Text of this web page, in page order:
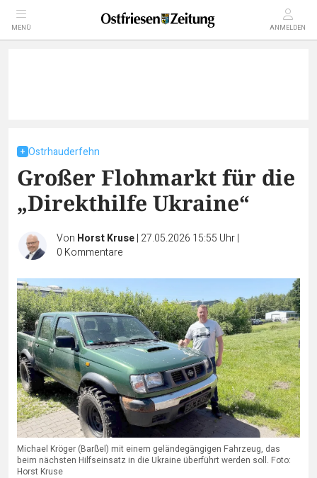
MENÜ ANMELDEN
Ostrhauderfehn
Großer Flohmarkt für die
„Direkthilfe Ukraine“
Von Horst Kruse| 27.05.2026 15:55 Uhr|
0 Kommentare
Michael Kröger (Barßel) mit einem geländegängigen Fahrzeug, das
beim nächsten Hilfseinsatz in die Ukraine überführt werden soll. Foto:
Horst Kruse